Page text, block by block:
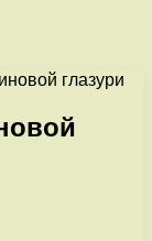
глазури